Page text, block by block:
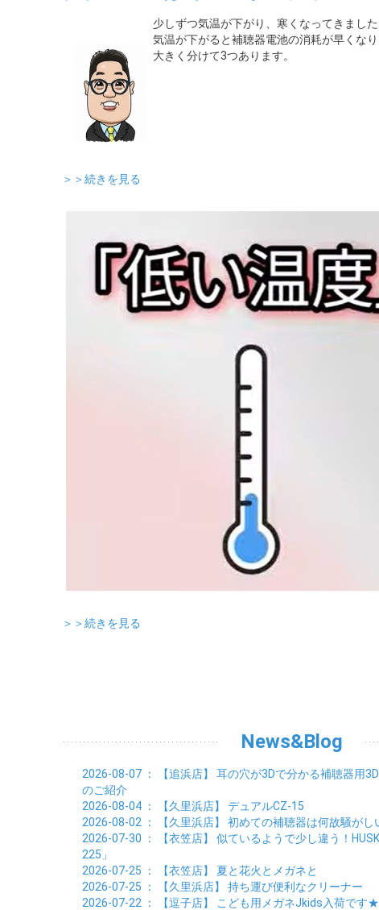
少しずつ気温が下がり、寒くなってきました
気温が下がると補聴器電池の消耗が早くな
大きく分けて3つあります。
＞＞続きを見る
＞＞続きを見る
News&Blog
2026-08-07 ： 【追浜店】 耳の穴が3Dで分かる補聴器用
のご紹介
2026-08-04 ： 【久里浜店】 デュアルCZ-15
2026-08-02 ： 【久里浜店】 初めての補聴器は何故騒がし
2026-07-30 ： 【衣笠店】 似ているようで少し違う！
225」
2026-07-25 ： 【衣笠店】 夏と花火とメガネと
2026-07-25 ： 【久里浜店】 持ち運び便利なクリーナー
2026-07-22 ： 【逗子店】
こども用メガネJkids入荷です★